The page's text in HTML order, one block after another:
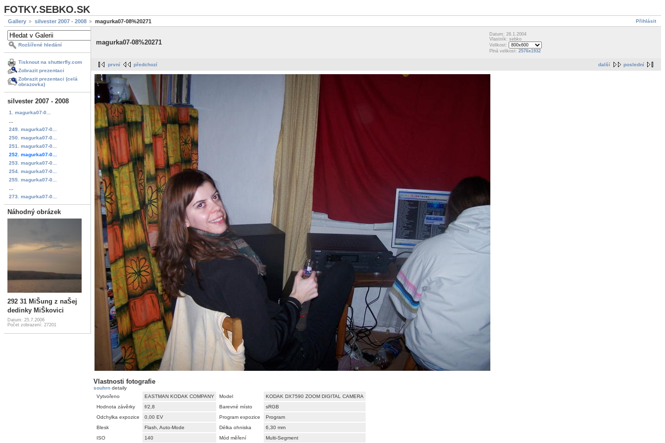
FOTKY.SEBKO.SK
Přihlásit
Gallery silvester 2007 - 2008 magurka07-08%20271
Rozšířené hledání
Tisknout na shutterfly.com
Zobrazit prezentaci
Zobrazit prezentaci (celá
obrazovka)
silvester 2007 - 2008
1. magurka07-0...
249. magurka07-0...
250. magurka07-0...
251. magurka07-0...
252. magurka07-0...
253. magurka07-0...
254. magurka07-0...
255. magurka07-0...
273. magurka07-0...
Náhodný obrázek
292 31 MiŠung z naŠej
dedinky MiŠkovici
Datum: 25.7.2006
Počet zobrazení: 27201
magurka07-08%20271
Datum: 26.1.2004
Vlastník: sebko
Velikost:
Plná velikost: 2576x1932
další poslední
první předchozí
Vlastnosti fotografie
souhrn detaily
Vytvořeno
EASTMAN KODAK COMPANY Model
KODAK DX7590 ZOOM DIGITAL CAMERA
Hodnota závěrky
f/2,8 Barevné místo
sRGB
Odchylka expozice
0,00 EV Program expozice
Program
Blesk
Flash, Auto-Mode Délka ohniska
6,30 mm
ISO
140 Mód měření Multi-Segment